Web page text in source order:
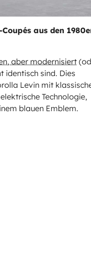
aus den
aber modernisiert
identisch sind. Dies
Levin mit
Technologie,
blauen Emblem.